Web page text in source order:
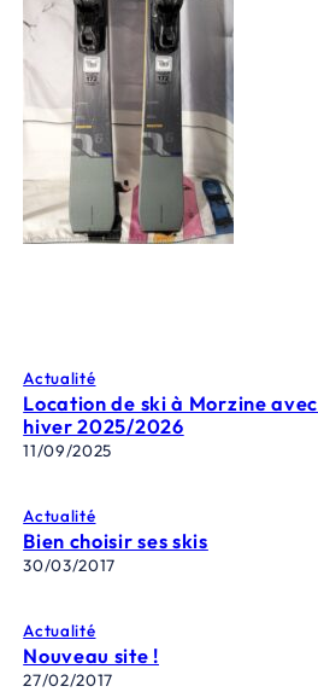
Actualité
Location de ski à Morzine
hiver 2025/2026
11/09/2025
Actualité
Bien choisir ses skis
30/03/2017
Actualité
Nouveau site !
27/02/2017